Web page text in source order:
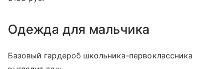
Одежда для мальчика
Базовый гардероб школьника-первоклассника